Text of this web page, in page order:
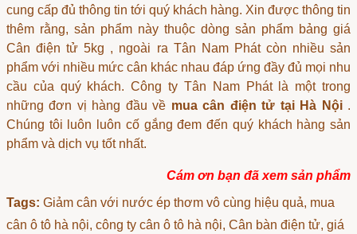
cung cấp đủ thông tin tới quý khách hàng. Xin được thông tin
thêm rằng, sản phẩm này thuộc dòng sản phẩm bảng giá
Cân điện tử 5kg , ngoài ra Tân Nam Phát còn nhiều sản
phẩm với nhiều mức cân khác nhau đáp ứng đầy đủ mọi nhu
cầu của quý khách. Công ty Tân Nam Phát là một trong
những đơn vị hàng đầu về mua cân điện tử tại Hà Nội.
Chúng tôi luôn luôn cố gắng đem đến quý khách hàng sản
phẩm và dịch vụ tốt nhất.
Cám ơn bạn đã xem sản phẩm
Tags: Giảm cân với nước ép thơm vô cùng hiệu quả, mua
cân ô tô hà nội, công ty cân ô tô hà nội, Cân bàn điện tử, giá